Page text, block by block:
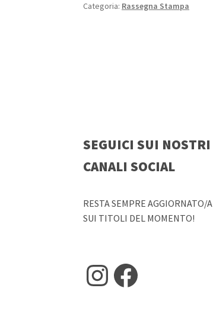
Categoria: Rassegna Stampa
SEGUICI SUI NOSTRI
CANALI SOCIAL
RESTA SEMPRE AGGIORNATO/A
SUI TITOLI DEL MOMENTO!
Instagram
Facebook